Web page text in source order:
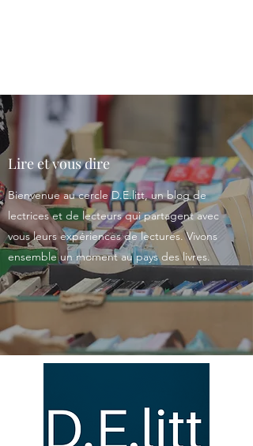
Lire et vous dire
Bienvenue au cercle D.E.litt, un blog de
lectrices et de lecteurs qui partagent avec
vous leurs expériences de lectures. Vivons
ensemble un moment au pays des livres.